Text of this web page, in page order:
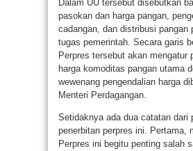
Dalam UU tersebut disebutkan
pasokan dan harga pangan,
cadangan, dan distribusi pangan
tugas pemerintah. Secara garis
Perpres tersebut akan mengatur
harga komoditas pangan utama
wewenang pengendalian harga
Menteri Perdagangan.
Setidaknya ada dua catatan dari
penerbitan perpres ini. Pertama,
Perpres ini begitu penting salah